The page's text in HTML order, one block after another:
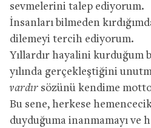
sevmelerini talep ediyorum.
İnsanları bilmeden
dilemeyi tercih ediyorum.
Yıllardır hayalini kurduğum
yılında gerçekleştiğini
vardır sözünü kendime
Bu sene, herkese
duyduğuma inanmamayı ve